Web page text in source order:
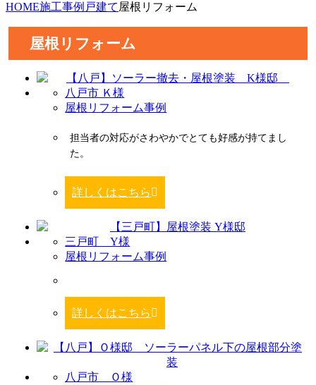
HOME施工事例 戸建て 屋根リフォーム
屋根リフォーム
八戸市 Ｋ様
屋根リフォーム事例
担当者の対応がさわやかでとても好感が持てまし
た。
詳しくはこちら
三戸町 Y様
屋根リフォーム事例
詳しくはこちら
八戸市 Ｏ様